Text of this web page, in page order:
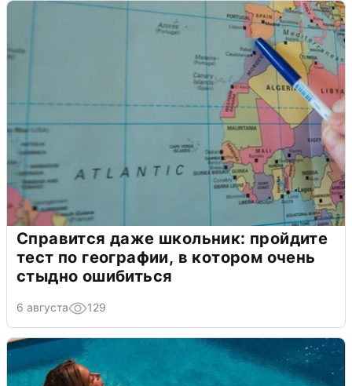
Справится даже школьник: пройдите
тест по географии, в котором очень
стыдно ошибиться
6 августа 129